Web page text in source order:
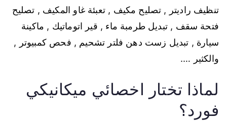
تنظيف راديتر , تصليح مكيف , تعبئة غاو المكيف , تصليح
فتحة سقف , تبديل طرمبة ماء , قير اتوماتيك , ماكينة
سيارة , تبديل زست دهن فلتر تشحيم , فحص كمبيوتر ,
والكثير ….
لماذا تختار اخصائي ميكانيكي
فورد؟